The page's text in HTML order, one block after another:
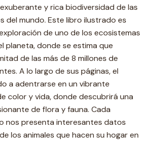
y rica biodiversidad de las
del mundo. Este libro ilustrado es
de uno de los ecosistemas
planeta, donde se estima que
de las más de 8 millones de
A lo largo de sus páginas, el
a adentrarse en un vibrante
color y vida, donde descubrirá una
de flora y fauna. Cada
nos presenta interesantes datos
los animales que hacen su hogar en